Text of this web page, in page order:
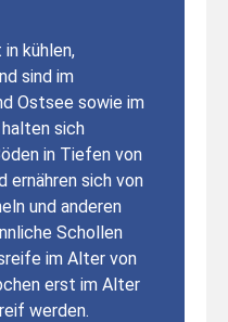
kühlen,
sind im
Ostsee sowie im
sich
in Tiefen von
ernähren sich von
und anderen
Schollen
im Alter von
erst im Alter
werden.